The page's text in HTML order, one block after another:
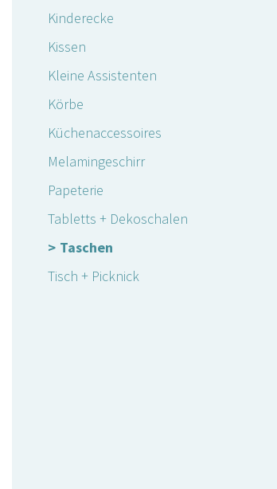
Kinderecke
Kissen
Kleine Assistenten
Körbe
Küchenaccessoires
Melamingeschirr
Papeterie
Tabletts + Dekoschalen
Taschen
Tisch + Picknick